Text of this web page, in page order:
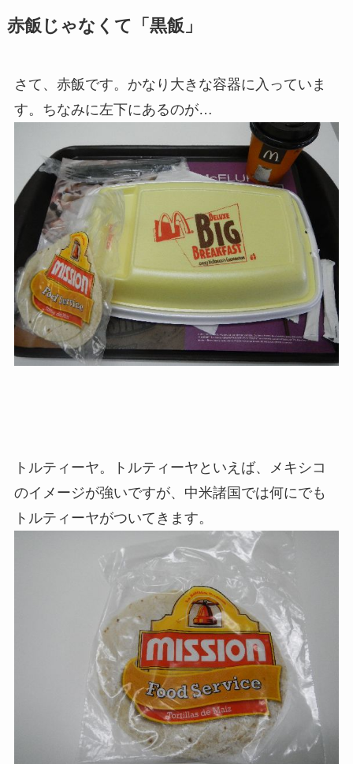
赤飯じゃなくて「黒飯」
さて、赤飯です。かなり大きな容器に入っていま
す。ちなみに左下にあるのが…
トルティーヤ。トルティーヤといえば、メキシコ
のイメージが強いですが、中米諸国では何にでも
トルティーヤがついてきます。